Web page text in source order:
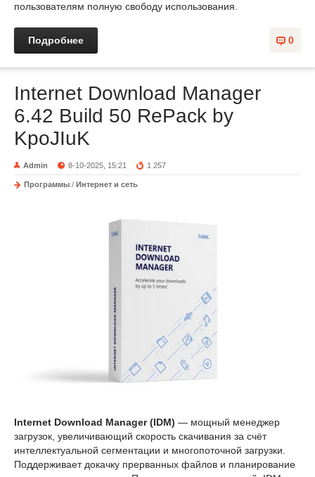
пользователям полную свободу использования.
0
Подробнее
Internet Download Manager
6.42 Build 50 RePack by
KpoJIuK
Admin 8-10-2025, 15:21 1 257
Программы / Интернет и сеть
Internet Download Manager (IDM) — мощный менеджер
загрузок, увеличивающий скорость скачивания за счёт
интеллектуальной сегментации и многопоточной загрузки.
Поддерживает докачку прерванных файлов и планирование